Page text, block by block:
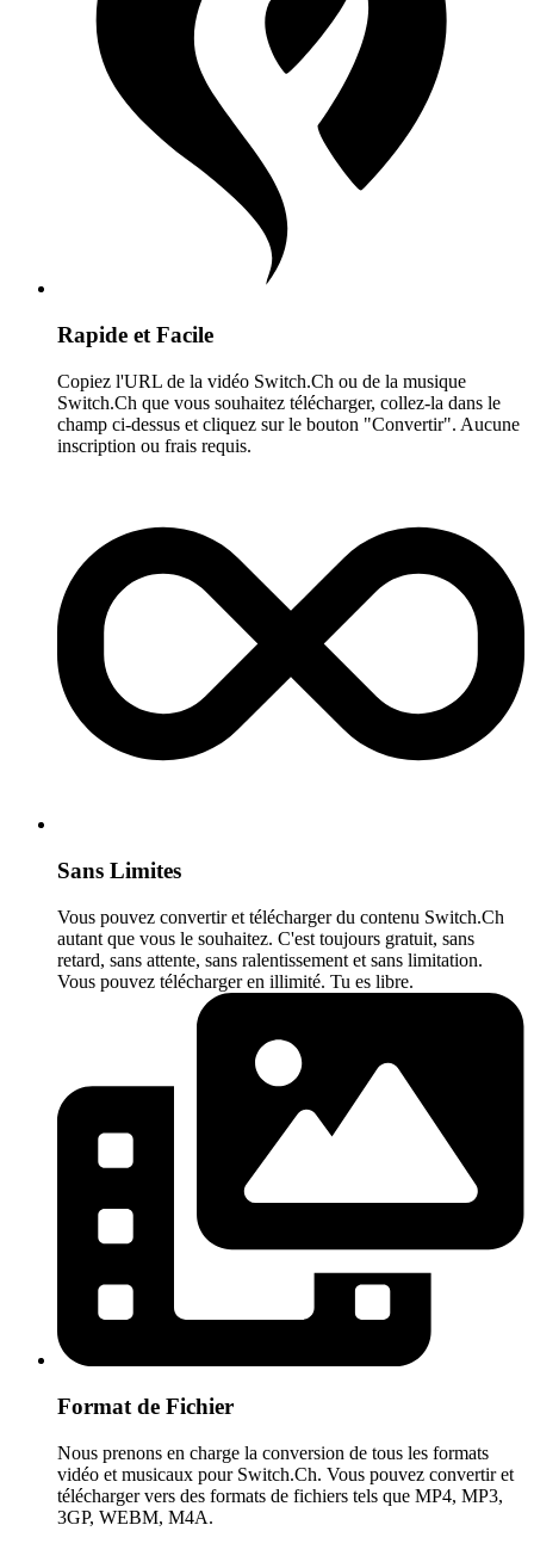
Rapide et Facile
Copiez l'URL de la vidéo Switch.Ch ou de la musique
Switch.Ch que vous souhaitez télécharger, collez-la dans le
champ ci-dessus et cliquez sur le bouton "Convertir". Aucune
inscription ou frais requis.
Sans Limites
Vous pouvez convertir et télécharger du contenu Switch.Ch
autant que vous le souhaitez. C'est toujours gratuit, sans
retard, sans attente, sans ralentissement et sans limitation.
Vous pouvez télécharger en illimité. Tu es libre.
Format de Fichier
Nous prenons en charge la conversion de tous les formats
vidéo et musicaux pour Switch.Ch. Vous pouvez convertir et
télécharger vers des formats de fichiers tels que MP4, MP3,
3GP, WEBM, M4A.